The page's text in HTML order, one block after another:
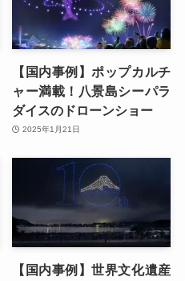
【国内事例】ポップカルチ
ャー満載！八景島シーパラ
ダイスのドローンショー
2025年1月21日
【国内事例】世界文化遺産